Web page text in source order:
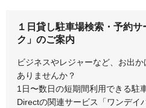
１日貸し駐車場検索・予約
ク」のご案内
ビジネスやレジャーなど、お出
ありませんか？
1日〜数日の短期間利用できる駐
Directの関連サービス「ワンデイ